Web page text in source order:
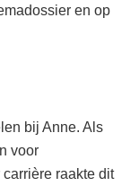
en op
bij Anne. Als
voor
raakte dit